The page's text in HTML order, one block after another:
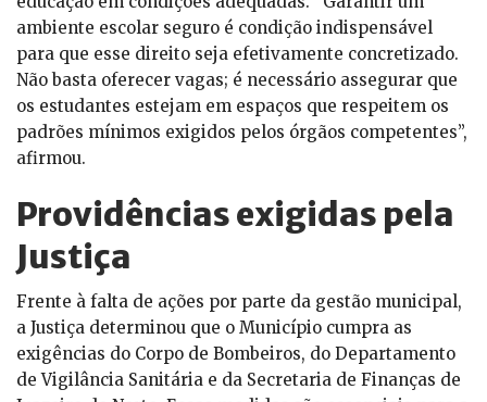
ambiente escolar seguro é condição indispensável
para que esse direito seja efetivamente concretizado.
Não basta oferecer vagas; é necessário assegurar que
os estudantes estejam em espaços que respeitem os
padrões mínimos exigidos pelos órgãos competentes”,
afirmou.
Providências exigidas pela
Justiça
Frente à falta de ações por parte da gestão municipal,
a Justiça determinou que o Município cumpra as
exigências do Corpo de Bombeiros, do Departamento
de Vigilância Sanitária e da Secretaria de Finanças de